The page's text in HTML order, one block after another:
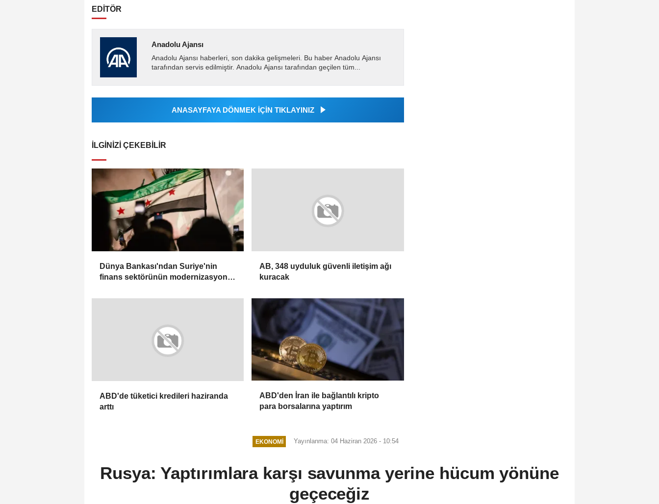
EDİTÖR
Anadolu Ajansı
Anadolu Ajansı haberleri, son dakika gelişmeleri. Bu haber Anadolu Ajansı
tarafından servis edilmiştir. Anadolu Ajansı tarafından geçilen tüm...
ANASAYFAYA DÖNMEK İÇİN TIKLAYINIZ
İLGINIZI ÇEKEBILIR
Dünya Bankası'ndan Suriye'nin
finans sektörünün modernizasyonu
AB, 348 uyduluk güvenli iletişim ağı
kuracak
ABD'de tüketici kredileri haziranda
arttı
ABD'den İran ile bağlantılı kripto
para borsalarına yaptırım
EKONOMI Yayınlanma: 04 Haziran 2026 - 10:54
Rusya: Yaptırımlara karşı savunma yerine hücum yönüne
geçeceğiz